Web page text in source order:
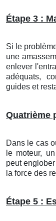
Étape 3 :
Si le
une
enlever
adéquats,
guides et
Quatrième
Dans le cas
le moteur,
peut
la force des
Étape 5 :